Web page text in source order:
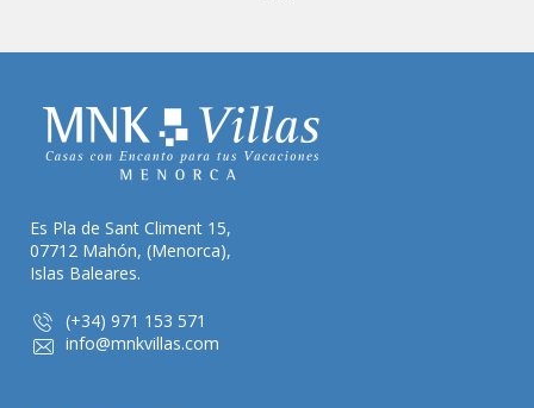
Es Pla de Sant Climent 15,
07712 Mahón, (Menorca),
Islas Baleares.
(+34) 971 153 571
info@mnkvillas.com